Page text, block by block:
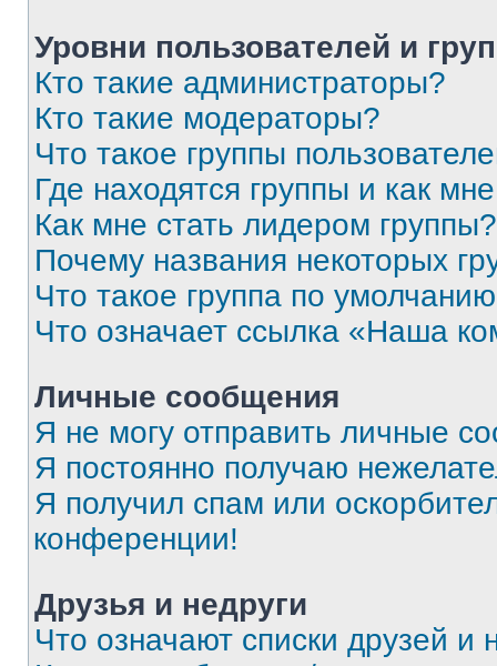
Уровни пользователей и
Кто такие администраторы?
Кто такие модераторы?
Что такое группы
Где находятся группы и как
Как мне стать лидером группы?
Почему названия некоторых
Что такое группа по
Что означает ссылка «Наша
Личные сообщения
Я не могу отправить личные
Я постоянно получаю
Я получил спам или
конференции!
Друзья и недруги
Что означают списки друзей и